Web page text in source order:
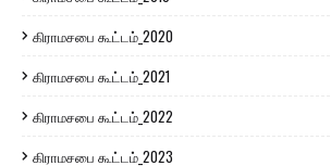
கிராமசபை கூட்டம்_2020
கிராமசபை கூட்டம்_2021
கிராமசபை கூட்டம்_2022
கிராமசபை கூட்டம்_2023